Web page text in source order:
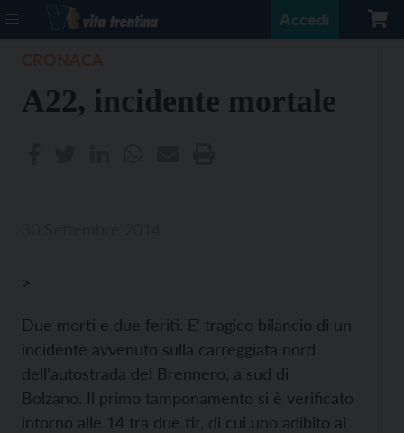
Accedi
A22, incidente mortale
>
Due morti e due feriti. E’ tragico bilancio di un
incidente avvenuto sulla carreggiata nord
dell’autostrada del Brennero, a sud di
Bolzano. Il primo tamponamento si è verificato
intorno alle 14 tra due tir, di cui uno adibito al